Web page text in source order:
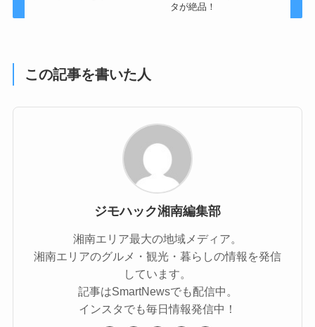
タが絶品！
この記事を書いた人
ジモハック湘南編集部
湘南エリア最大の地域メディア。
湘南エリアのグルメ・観光・暮らしの情報を発信
しています。
記事はSmartNewsでも配信中。
インスタでも毎日情報発信中！